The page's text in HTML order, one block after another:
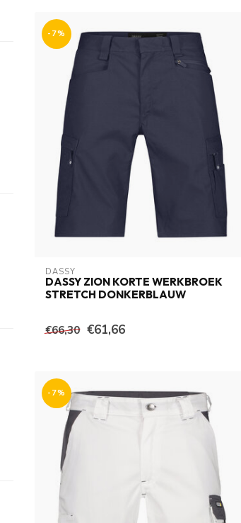
-7%
DASSY
DASSY ZION KORTE WERKBROEK
STRETCH DONKERBLAUW
€66,30 €61,66
-7%